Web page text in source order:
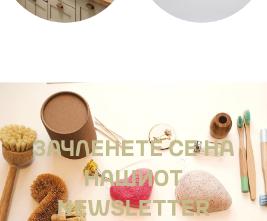
ЗАЧЛЕНЕТЕ СЕ НА
НАШИОТ
NEWSLETTER